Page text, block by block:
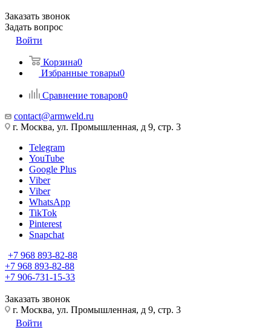
Заказать звонок
Задать вопрос
Войти
Корзина0
Избранные товары0
Сравнение товаров0
contact@armweld.ru
г. Москва, ул. Промышленная, д 9, стр. 3
Telegram
YouTube
Google Plus
Viber
Viber
WhatsApp
TikTok
Pinterest
Snapchat
+7 968 893-82-88
+7 968 893-82-88
+7 906-731-15-33
Заказать звонок
г. Москва, ул. Промышленная, д 9, стр. 3
Войти